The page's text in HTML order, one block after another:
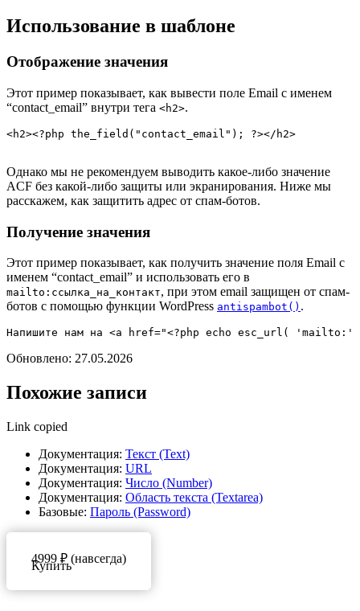
Использование в шаблоне
Отображение значения
Этот пример показывает, как вывести поле Email с именем
“contact_email” внутри тега <h2>.
<h2><?php the_field("contact_email"); ?></h2>
Однако мы не рекомендуем выводить какое-либо значение
ACF без какой-либо защиты или экранирования. Ниже мы
расскажем, как защитить адрес от спам-ботов.
Получение значения
Этот пример показывает, как получить значение поля Email с
именем “contact_email” и использовать его в
mailto:ссылка_на_контакт, при этом email защищен от спам-
ботов с помощью функции WordPress antispambot() .
Обновлено: 27.05.2026
Похожие записи
Link copied
Документация: Текст (Text)
Документация: URL
Документация: Число (Number)
Документация: Область текста (Textarea)
Базовые: Пароль (Password)
4999 ₽ (навсегда)
Купить